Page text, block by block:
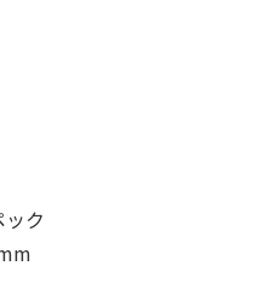
ク